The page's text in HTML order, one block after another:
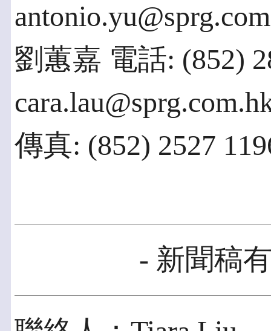
劉蕙嘉 電話: (852)
傳真: (852) 2527
- 新聞稿